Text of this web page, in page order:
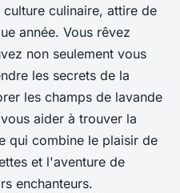
culinaire, attire de
année. Vous rêvez
non seulement vous
les secrets de la
les champs de lavande
aider à trouver la
qui combine le plaisir de
et l'aventure de
enchanteurs.